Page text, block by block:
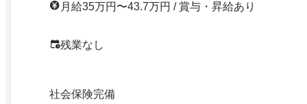
月給35万円〜43.7万円 / 賞与・昇給あり
残業なし
社会保険完備